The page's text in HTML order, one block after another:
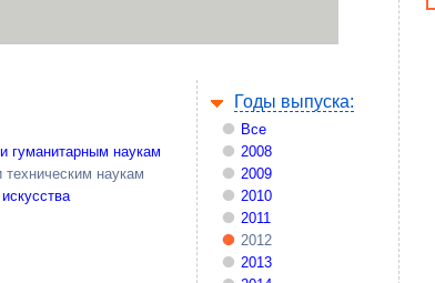
гуманитарным наукам
наукам
Годы выпуска:
Все
2008
2009
2010
2011
2012
2013